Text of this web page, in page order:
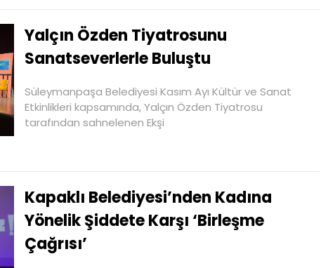
Yalçın Özden Tiyatrosunu
Sanatseverlerle Buluştu
Süleymanpaşa Belediyesi Kasım Ayı Kültür ve Sanat
Etkinlikleri kapsamında, Yalçın Özden Tiyatrosu
tarafından sahnelenen Ekşi
Kapaklı Belediyesi’nden Kadına
Yönelik Şiddete Karşı ‘Birleşme
Çağrısı’